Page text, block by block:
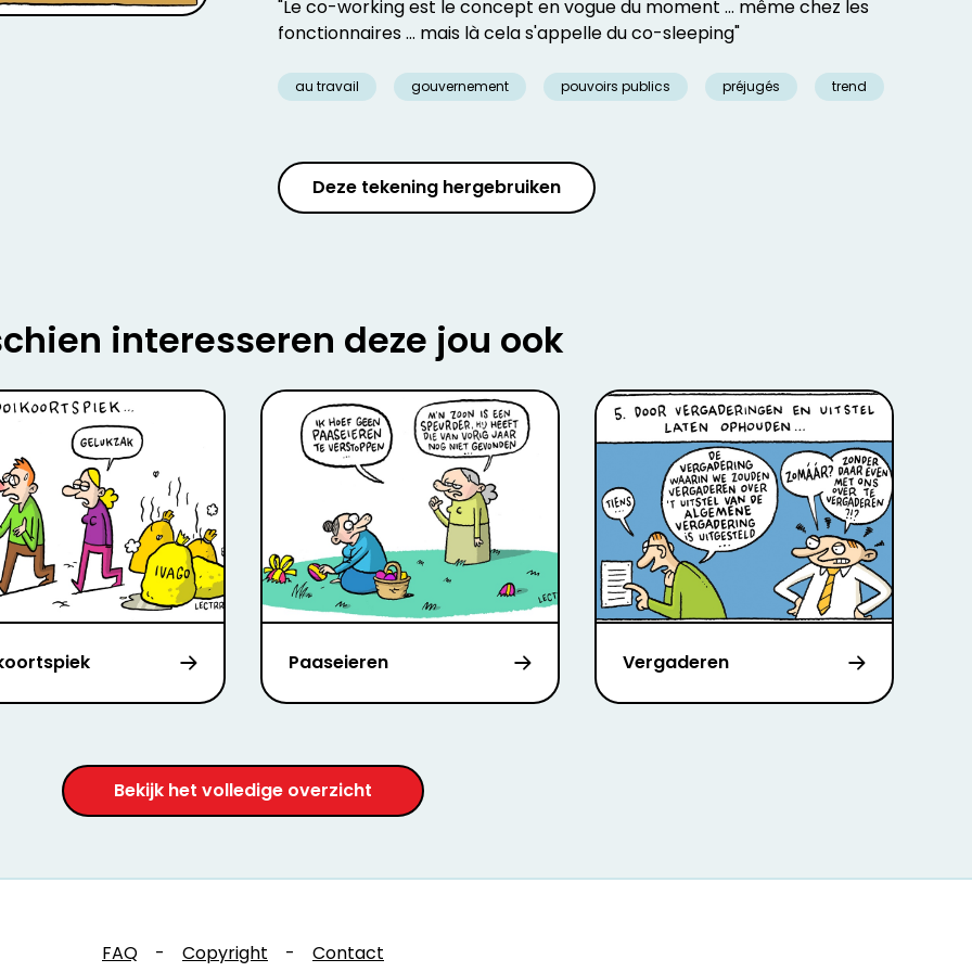
"Le co-working est le concept en vogue du moment ... même chez les
fonctionnaires ... mais là cela s'appelle du co-sleeping"
au travail gouvernement pouvoirs publics préjugés trend
Deze tekening hergebruiken
interesseren deze jou ook
Paaseieren Vergaderen
Bekijk het volledige overzicht
FAQ - Copyright - Contact